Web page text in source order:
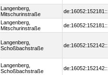
Langenberg,
Mitschurinstraße
Langenberg,
Mitschurinstraße
Langenberg,
Schoßbachstraße
Langenberg,
Schoßbachstraße